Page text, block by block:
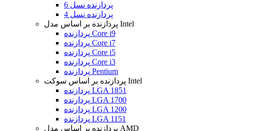
پردازنده نسل 6
پردازنده نسل 4
پردازنده بر اساس مدل Intel
پردازنده Core i9
پردازنده Core i7
پردازنده Core i5
پردازنده Core i3
پردازنده Pentium
پردازنده بر اساس سوکت Intel
پردازنده LGA 1851
پردازنده LGA 1700
پردازنده LGA 1200
پردازنده LGA 1151
پردازنده بر اساس مدل AMD